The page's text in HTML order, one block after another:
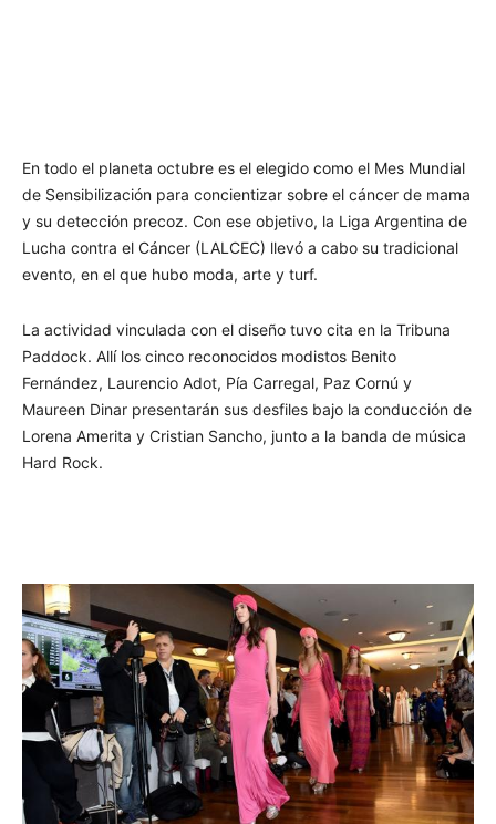
En todo el planeta octubre es el elegido como el Mes Mundial
de Sensibilización para concientizar sobre el cáncer de mama
y su detección precoz. Con ese objetivo, la Liga Argentina de
Lucha contra el Cáncer (LALCEC) llevó a cabo su tradicional
evento, en el que hubo moda, arte y turf.
La actividad vinculada con el diseño tuvo cita en la Tribuna
Paddock. Allí los cinco reconocidos modistos Benito
Fernández, Laurencio Adot, Pía Carregal, Paz Cornú y
Maureen Dinar presentarán sus desfiles bajo la conducción de
Lorena Amerita y Cristian Sancho, junto a la banda de música
Hard Rock.